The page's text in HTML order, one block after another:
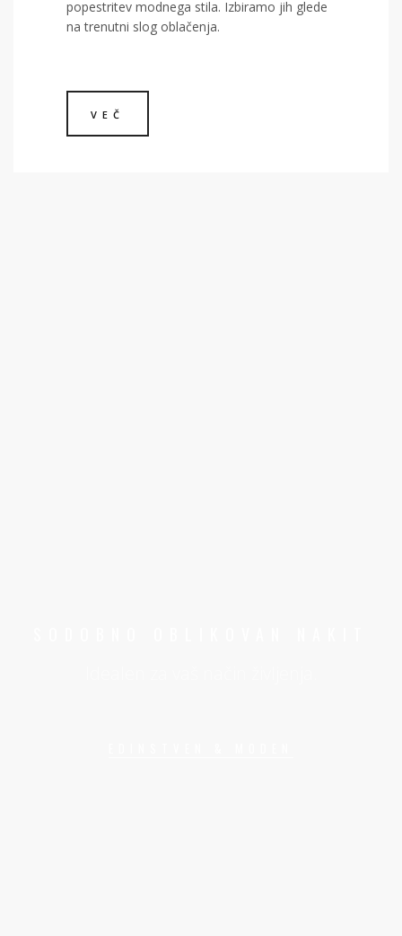
popestritev modnega stila. Izbiramo jih glede
na trenutni slog oblačenja.
VEČ